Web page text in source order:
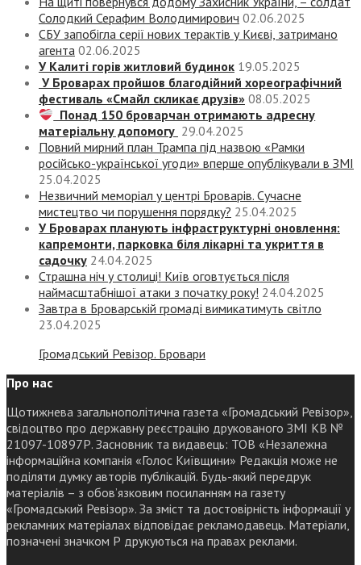
Солодкий Серафим Володимирович 02.06.2025
СБУ запобігла серії нових терактів у Києві, затримано
агента 02.06.2025
У Калиті горів житловий будинок 19.05.2025
У Броварах пройшов благодійний хореографічний
фестиваль «Смайл скликає друзів» 08.05.2025
Понад 150 броварчан отримають адресну
матеріальну допомогу 29.04.2025
Повний мирний план Трампа під назвою «‎Рамки
російсько-української угоди» вперше опублікували в ЗМІ
25.04.2025
Незвичний меморіал у центрі Броварів. Сучасне
мистецтво чи порушення порядку? 25.04.2025
У Броварах планують інфраструктурні оновлення:
капремонти, парковка біля лікарні та укриття в
садочку 24.04.2025
Страшна ніч у столиці! Київ оговтується після
наймасштабнішої атаки з початку року! 24.04.2025
Завтра в Броварській громаді вимикатимуть світло
23.04.2025
Громадський Ревізор. Бровари
Про нас
Щотижнева загальнополітична газета «Громадський Ревізор»,
свідоцтво про державну реєстрацію друкованого ЗМІ КВ №
21097-10897Р. Засновник та видавець: ТОВ «Незалежна
інформаційна компанія «Голос Київщини» Редакція може не
поділяти думку авторів публікацій. Будь-який передрук
матеріалів – з обов’язковим посиланням на газету
«Громадський Ревізор». За зміст та достовірність інформації у
рекламних матеріалах відповідає рекламодавець. Матеріали,
позначені значком Р друкуються на правах реклами.